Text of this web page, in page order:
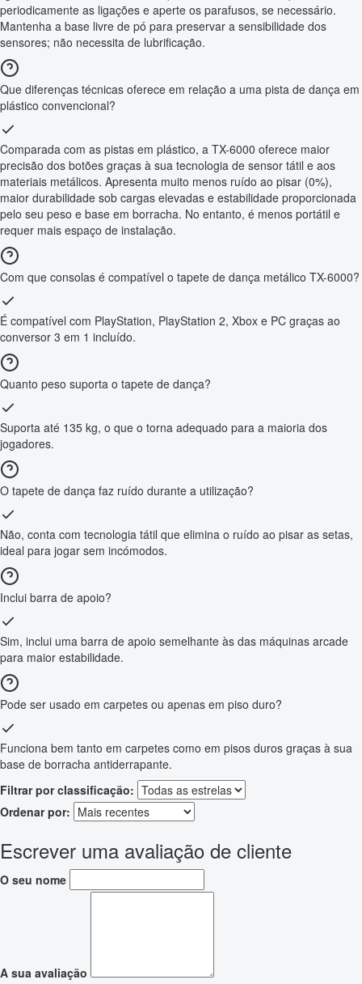
periodicamente as ligações e aperte os parafusos, se necessário.
Mantenha a base livre de pó para preservar a sensibilidade dos
sensores; não necessita de lubrificação.
Que diferenças técnicas oferece em relação a uma pista de dança em
plástico convencional?
Comparada com as pistas em plástico, a TX-6000 oferece maior
precisão dos botões graças à sua tecnologia de sensor tátil e aos
materiais metálicos. Apresenta muito menos ruído ao pisar (0%),
maior durabilidade sob cargas elevadas e estabilidade proporcionada
pelo seu peso e base em borracha. No entanto, é menos portátil e
requer mais espaço de instalação.
Com que consolas é compatível o tapete de dança metálico TX-6000?
É compatível com PlayStation, PlayStation 2, Xbox e PC graças ao
conversor 3 em 1 incluído.
Quanto peso suporta o tapete de dança?
Suporta até 135 kg, o que o torna adequado para a maioria dos
jogadores.
O tapete de dança faz ruído durante a utilização?
Não, conta com tecnologia tátil que elimina o ruído ao pisar as setas,
ideal para jogar sem incómodos.
Inclui barra de apoio?
Sim, inclui uma barra de apoio semelhante às das máquinas arcade
para maior estabilidade.
Pode ser usado em carpetes ou apenas em piso duro?
Funciona bem tanto em carpetes como em pisos duros graças à sua
base de borracha antiderrapante.
Filtrar por classificação:
Ordenar por:
Escrever uma avaliação de cliente
O seu nome
A sua avaliação